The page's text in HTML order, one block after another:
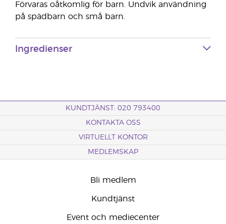
Förvaras oåtkomlig för barn. Undvik användning
på spädbarn och små barn.
Ingredienser
KUNDTJÄNST: 020 793400
KONTAKTA OSS
VIRTUELLT KONTOR
MEDLEMSKAP
Bli medlem
Kundtjänst
Event och mediecenter